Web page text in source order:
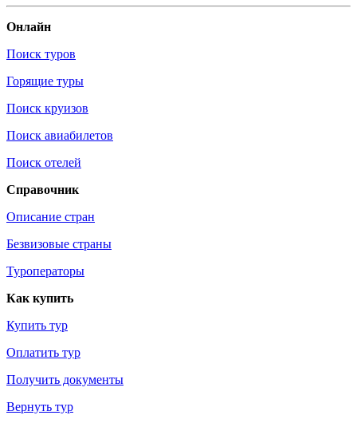
Онлайн
Поиск туров
Горящие туры
Поиск круизов
Поиск авиабилетов
Поиск отелей
Справочник
Описание стран
Безвизовые страны
Туроператоры
Как купить
Купить тур
Оплатить тур
Получить документы
Вернуть тур